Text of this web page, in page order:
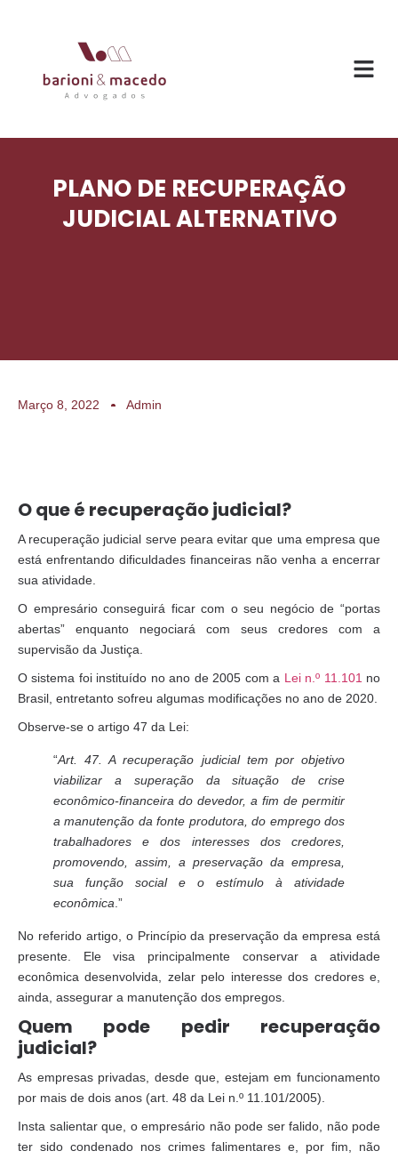
PLANO DE RECUPERAÇÃO
JUDICIAL ALTERNATIVO
Março 8, 2022 Admin
O que é recuperação judicial?
A recuperação judicial serve peara evitar que uma empresa que
está enfrentando dificuldades financeiras não venha a encerrar
sua atividade.
O empresário conseguirá ficar com o seu negócio de “portas
abertas” enquanto negociará com seus credores com a
supervisão da Justiça.
O sistema foi instituído no ano de 2005 com a Lei n.º 11.101 no
Brasil, entretanto sofreu algumas modificações no ano de 2020.
Observe-se o artigo 47 da Lei:
“Art. 47. A recuperação judicial tem por objetivo
viabilizar a superação da situação de crise
econômico-financeira do devedor, a fim de permitir
a manutenção da fonte produtora, do emprego dos
trabalhadores e dos interesses dos credores,
promovendo, assim, a preservação da empresa,
sua função social e o estímulo à atividade
econômica .”
No referido artigo, o Princípio da preservação da empresa está
presente. Ele visa principalmente conservar a atividade
econômica desenvolvida, zelar pelo interesse dos credores e,
ainda, assegurar a manutenção dos empregos.
Quem pode pedir recuperação
judicial?
As empresas privadas, desde que, estejam em funcionamento
por mais de dois anos (art. 48 da Lei n.º 11.101/2005).
Insta salientar que, o empresário não pode ser falido, não pode
ter sido condenado nos crimes falimentares e, por fim, não